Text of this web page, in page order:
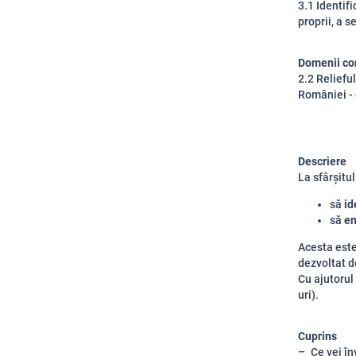
3.1
proprii, a
Domenii
2.2
României
Descriere
La
să
să
Acesta
dezvoltat
Cu
uri).
Cuprins
Ce vei